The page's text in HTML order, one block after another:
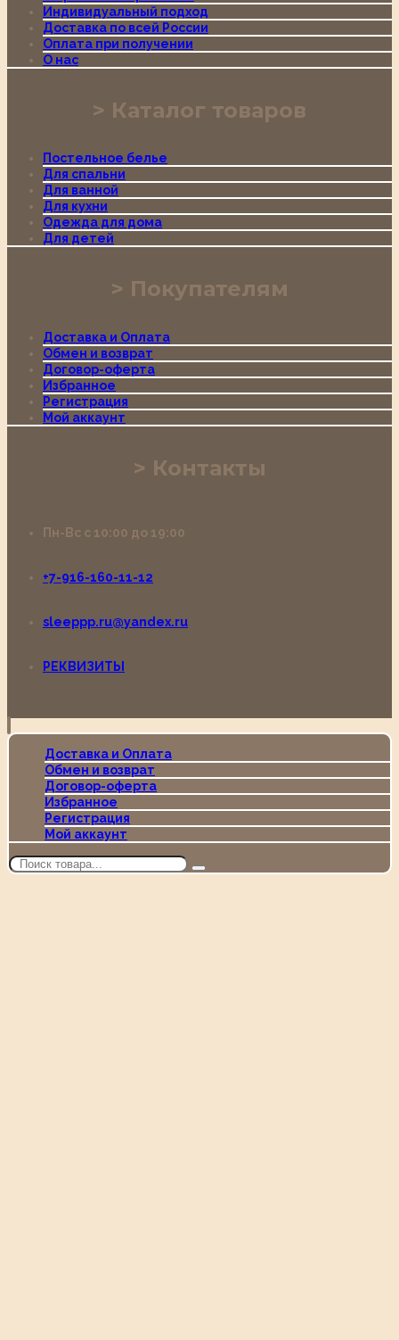
Индивидуальный подход
Доставка по всей России
Оплата при получении
О нас
Каталог товаров
Постельное белье
Для спальни
Для ванной
Для кухни
Одежда для дома
Для детей
Покупателям
Доставка и Оплата
Обмен и возврат
Договор-оферта
Избранное
Регистрация
Мой аккаунт
Контакты
Пн-Вс с 10:00 до 19:00
+7-916-160-11-12
sleeppp.ru@yandex.ru
РЕКВИЗИТЫ
Доставка и Оплата
Обмен и возврат
Договор-оферта
Избранное
Регистрация
Мой аккаунт